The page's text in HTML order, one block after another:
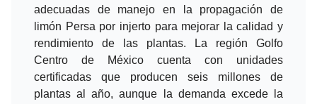
adecuadas de manejo en la propagación de
limón Persa por injerto para mejorar la calidad y
rendimiento de las plantas. La región Golfo
Centro de México cuenta con unidades
certificadas que producen seis millones de
plantas al año, aunque la demanda excede la